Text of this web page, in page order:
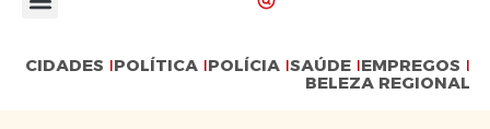
CIDADES POLÍTICA POLÍCIA SAÚDE EMPREGOS
BELEZA REGIONAL